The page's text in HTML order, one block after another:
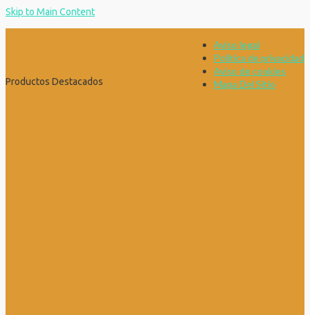
Skip to Main Content
Aviso legal
Política de privacidad
Aviso de cookies
Mapa Del Sitio
Productos Destacados